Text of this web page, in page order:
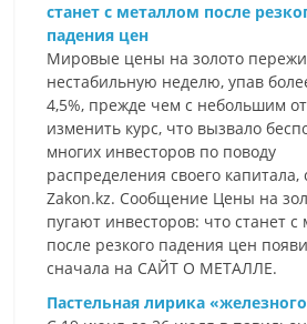
станет с металлом после
падения цен
Мировые цены на золото
нестабильную неделю, упав
4,5%, прежде чем с небольшим
изменить курс, что вызвало
многих инвесторов по поводу
распределения своего
Zakon.kz. Сообщение Цены на
пугают инвесторов: что станет с
после резкого падения цен
сначала на САЙТ О МЕТАЛЛЕ.
Пастельная лирика